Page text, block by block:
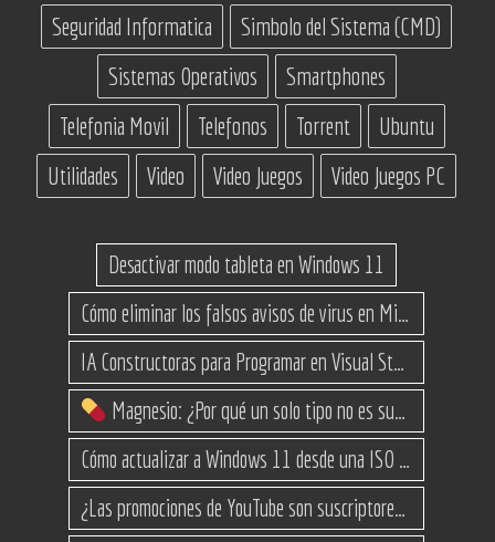
Seguridad Informatica
Simbolo del Sistema (CMD)
Sistemas Operativos
Smartphones
Telefonia Movil
Telefonos Torrent
Ubuntu
Utilidades
Video Video Juegos Video Juegos PC
Desactivar modo tableta en Windows 11
Cómo eliminar los falsos avisos de virus en Microsoft Edge
IA Constructoras para Programar en Visual Studio con C#
Magnesio: ¿Por qué un solo tipo no es suficiente? (Guía de variantes)
Cómo actualizar a Windows 11 desde una ISO en equipos no compatibles
¿Las promociones de YouTube son suscriptores reales o bots? Esta es la Verdad